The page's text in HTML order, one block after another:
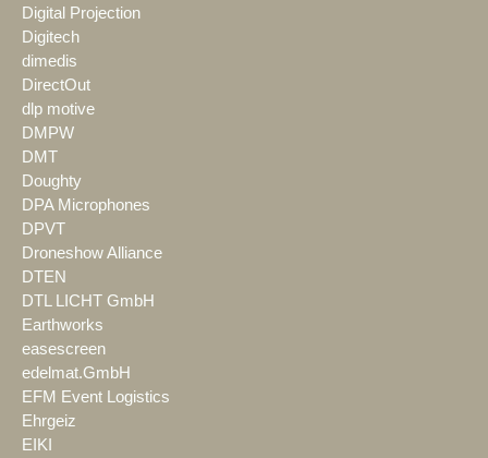
Digital Projection
Digitech
dimedis
DirectOut
dlp motive
DMPW
DMT
Doughty
DPA Microphones
DPVT
Droneshow Alliance
DTEN
DTL LICHT GmbH
Earthworks
easescreen
edelmat.GmbH
EFM Event Logistics
Ehrgeiz
EIKI